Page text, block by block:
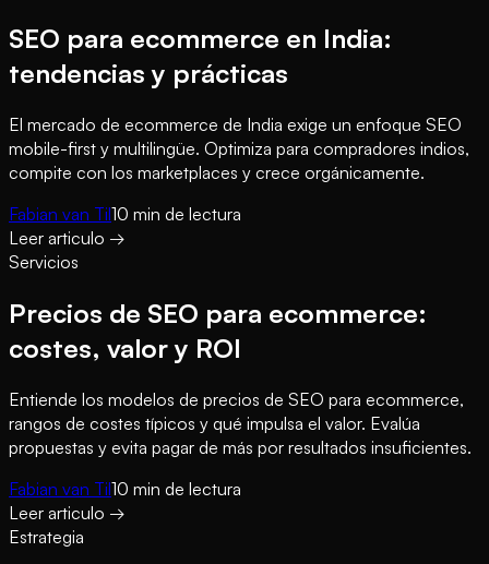
SEO para ecommerce en India:
tendencias y prácticas
El mercado de ecommerce de India exige un enfoque SEO
mobile-first y multilingüe. Optimiza para compradores indios,
compite con los marketplaces y crece orgánicamente.
Fabian van Til10 min de lectura
Leer articulo →
Servicios
Precios de SEO para ecommerce:
costes, valor y ROI
Entiende los modelos de precios de SEO para ecommerce,
rangos de costes típicos y qué impulsa el valor. Evalúa
propuestas y evita pagar de más por resultados insuficientes.
Fabian van Til10 min de lectura
Leer articulo →
Estrategia